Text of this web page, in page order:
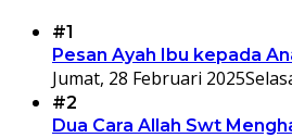
#1
Pesan Ayah Ibu kepada
Jumat, 28 Februari 2025
#2
Dua Cara Allah Swt